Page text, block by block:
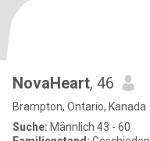
NovaHeart, 46
Brampton, Ontario, Kanada
Suche: Männlich 43 - 60